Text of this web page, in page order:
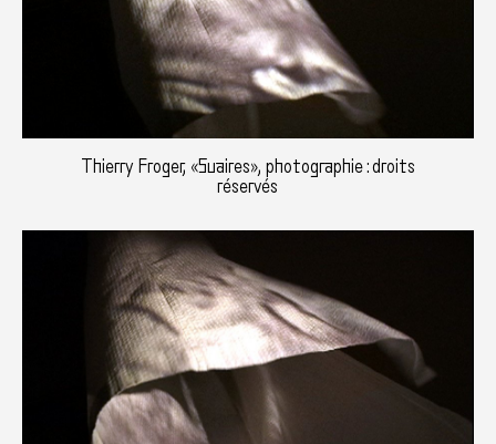
Thierry Froger, «Suaires», photographie : droits
réservés